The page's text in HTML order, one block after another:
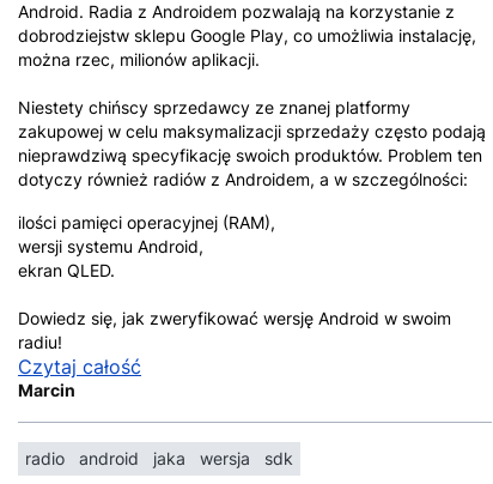
Android. Radia z Androidem pozwalają na korzystanie z
dobrodziejstw sklepu Google Play, co umożliwia instalację,
można rzec, milionów aplikacji.
Niestety chińscy sprzedawcy ze znanej platformy
zakupowej w celu maksymalizacji sprzedaży często podają
nieprawdziwą specyfikację swoich produktów. Problem ten
dotyczy również radiów z Androidem, a w szczególności:
ilości pamięci operacyjnej (RAM),
wersji systemu Android,
ekran QLED.
Dowiedz się, jak zweryfikować wersję Android w swoim
radiu!
Czytaj całość
Marcin
radio android jaka wersja sdk